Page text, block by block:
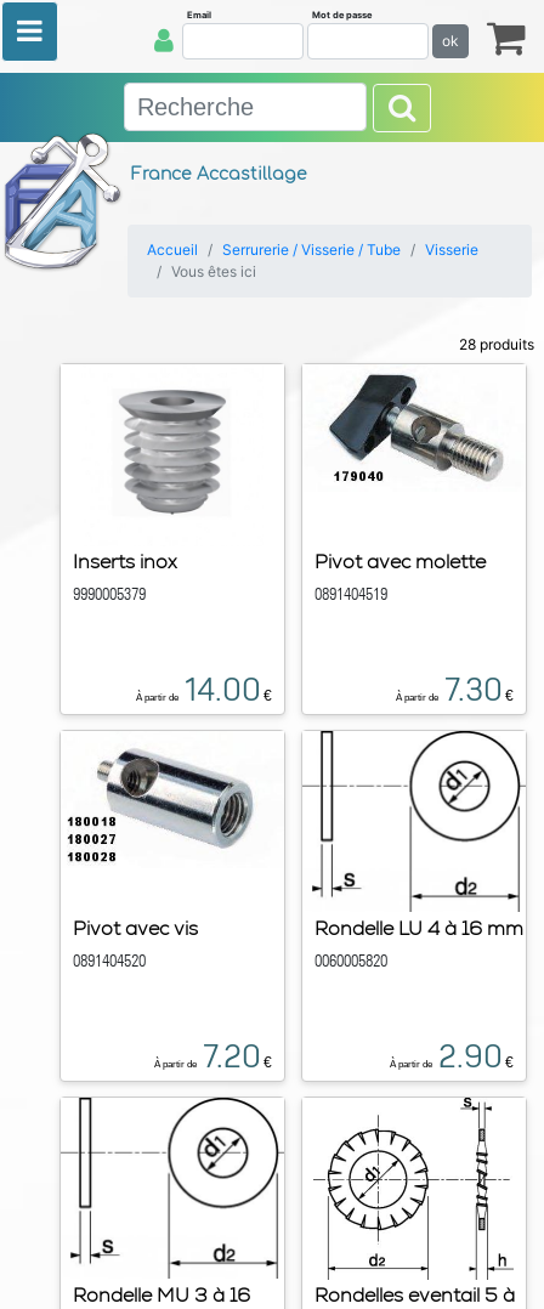
France Accastillage
Email Mot de passe
ok
Accueil Serrurerie / Visserie / Tube
Visserie
Vous êtes ici
28 produits
Inserts inox
9990005379
À partir de 14.00 €
Pivot avec molette
0891404519
À partir de 7.30 €
Pivot avec vis
0891404520
À partir de 7.20 €
Rondelle LU 4 à 16 mm
0060005820
À partir de 2.90 €
Rondelle MU 3 à 16
Rondelles eventail 5 à